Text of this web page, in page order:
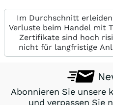
Im Durchschnitt
Verluste beim Handel mit
Zertifikate sind hoch
nicht für langfristige
Abonnieren Sie unsere
und verpassen Sie